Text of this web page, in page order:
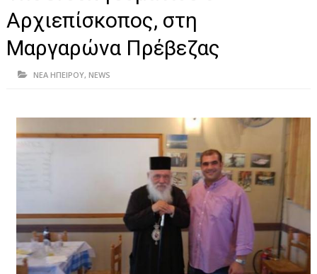
ΠΡΕΒΕΖΑ
ΑΡΤΑ
ΙΟΝΙΑ ΝΗΣΙΑ
ΥΓΕΙΑ-ΟΜΟΡΦΙΑ
ΠΟΛΙΤΙΣΜΟΣ
ΠΕΡΙΒΑΛΛΟΝ
Αρχιεπίσκοπος, στη
Μαργαρώνα Πρέβεζας
ΝΕΑ ΗΠΕΙΡΟΥ, NEWS